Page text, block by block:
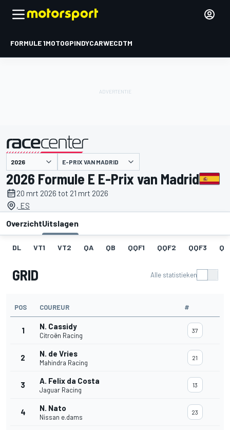
FORMULE 1MOTOGPINDYCARWECDTM
gepresenteerd door E-PRIX VAN MADRID
2026 Formule E E-Prix van Madrid
20 mrt 2026 tot 21 mrt 2026
, ES
OverzichtUitslagen
DL VT1 VT2 QA QB QQF1 QQF2 QQF3
GRID Alle statistieken
POS COUREUR #
1 N. Cassidy
Citroën Racing
37
2 N. de Vries
Mahindra Racing
21
3 A. Felix da Costa
Jaguar Racing
13
4 N. Nato
Nissan e.dams
23